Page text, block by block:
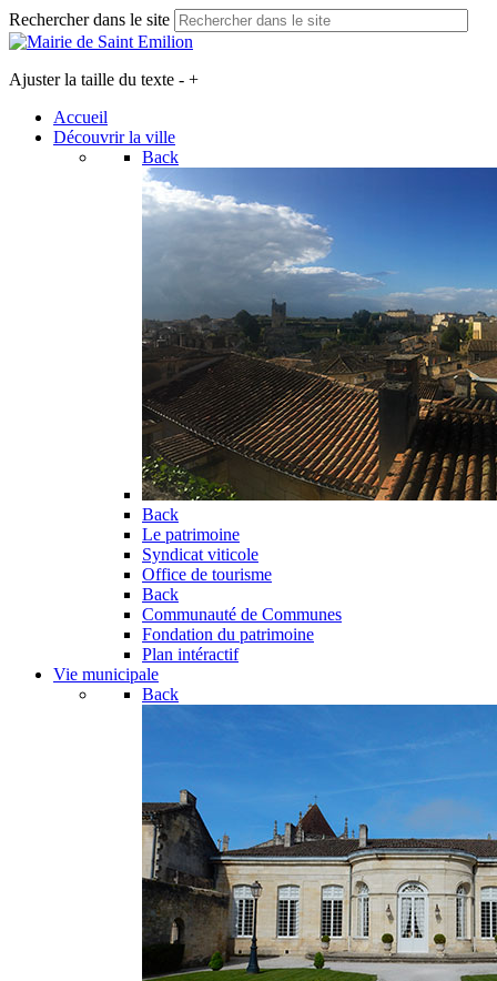
Rechercher dans le site
Ajuster la taille du texte - +
Accueil
Découvrir la ville
Back
Back
Le patrimoine
Syndicat viticole
Office de tourisme
Back
Communauté de Communes
Fondation du patrimoine
Plan intéractif
Vie municipale
Back